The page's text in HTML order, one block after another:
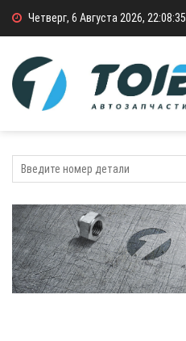
Четверг, 6 Августа 2026, 22:08:35